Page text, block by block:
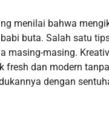
menilai bahwa
buta. Salah satu
masing-masing.
dan modern
dengan